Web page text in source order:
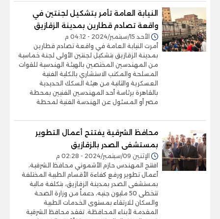
النيابة العامة تأمر بتشكيل لجنتين في
واقعة تصادم قطارين بمدينة الزقازيق
الأحد 15/سبتمبر/2024 - 04:12 م
أمرت النيابة العامة في واقعة تصادم قطارين
بمدينة الزقازيق بتشكيل لجنتين الأولى لجنة خماسية
من المهندسين المختصين بالهيئة الهندسية للقوات
المسلحة والمكتب الاستشاري بالكلية الفنية
العسكرية والثانية من هيئة السكك الحديدية
بالقاهرة برئاسة أحد المهندسين الفنيين بمحطة
مصر أو المسئول عن الهندسة الفنية لمحطة
محافظ الشرقية يفتتح أعمال التطوير
بمستشفى الصدر بالزقازيق
الإثنين 09/سبتمبر/2024 - 02:28 م
افتتح المهندس حازم الأشموني محافظ الشرقية،
أعمال تطوير ورفع كفاءة الأقسام الطبية المختلفة
بمستشفى الصدر بمدينة الزقازيق، بتكلفة مالية
تتخطى 50 مليون جنيه، دعماً من وزارة الصحة
والسكان للارتقاء بمستوى الخدمات الطبية
المقدمة لأبناء المحافظة. تفقد محافظ الشرقية